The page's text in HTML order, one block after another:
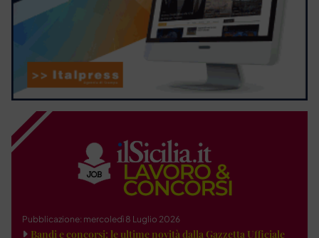
Pubblicazione: mercoledì 8 Luglio 2026
Bandi e concorsi: le ultime novità dalla Gazzetta Ufficiale